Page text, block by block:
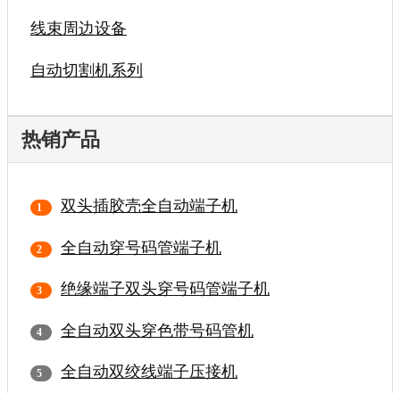
线束周边设备
自动切割机系列
热销产品
双头插胶壳全自动端子机
全自动穿号码管端子机
绝缘端子双头穿号码管端子机
全自动双头穿色带号码管机
全自动双绞线端子压接机